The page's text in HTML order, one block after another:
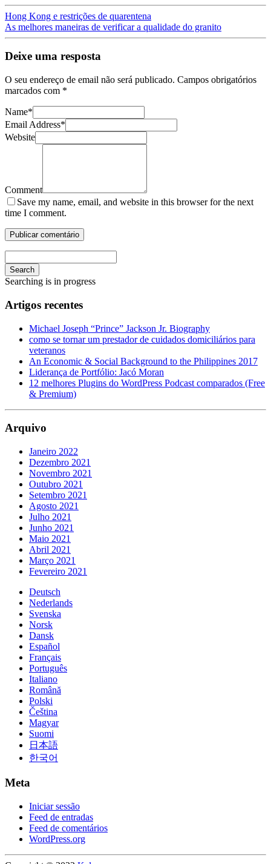
Hong Kong e restrições de quarentena
As melhores maneiras de verificar a qualidade do granito
Deixe uma resposta
O seu endereço de email não será publicado. Campos obrigatórios
marcados com *
Name*
Email Address*
Website
Comment
Save my name, email, and website in this browser for the next
time I comment.
Search
Searching is in progress
Artigos recentes
Michael Joseph “Prince” Jackson Jr. Biography
como se tornar um prestador de cuidados domiciliários para
veteranos
An Economic & Social Background to the Philippines 2017
Liderança de Portfólio: Jacó Moran
12 melhores Plugins do WordPress Podcast comparados (Free
& Premium)
Arquivo
Janeiro 2022
Dezembro 2021
Novembro 2021
Outubro 2021
Setembro 2021
Agosto 2021
Julho 2021
Junho 2021
Maio 2021
Abril 2021
Março 2021
Fevereiro 2021
Deutsch
Nederlands
Svenska
Norsk
Dansk
Español
Français
Português
Italiano
Română
Polski
Čeština
Magyar
Suomi
日本語
한국어
Meta
Iniciar sessão
Feed de entradas
Feed de comentários
WordPress.org